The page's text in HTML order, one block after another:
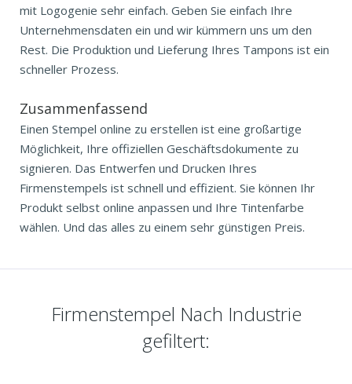
mit Logogenie sehr einfach. Geben Sie einfach Ihre
Unternehmensdaten ein und wir kümmern uns um den
Rest. Die Produktion und Lieferung Ihres Tampons ist ein
schneller Prozess.
Zusammenfassend
Einen Stempel online zu erstellen ist eine großartige
Möglichkeit, Ihre offiziellen Geschäftsdokumente zu
signieren. Das Entwerfen und Drucken Ihres
Firmenstempels ist schnell und effizient. Sie können Ihr
Produkt selbst online anpassen und Ihre Tintenfarbe
wählen. Und das alles zu einem sehr günstigen Preis.
Firmenstempel Nach Industrie
gefiltert: